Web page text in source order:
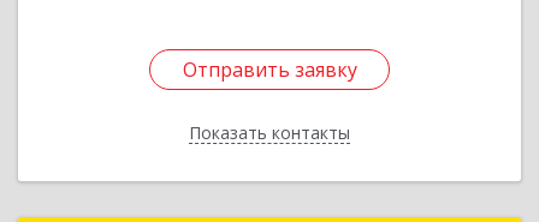
Отправить заявку
Показать контакты
Отправить заявку
Назад